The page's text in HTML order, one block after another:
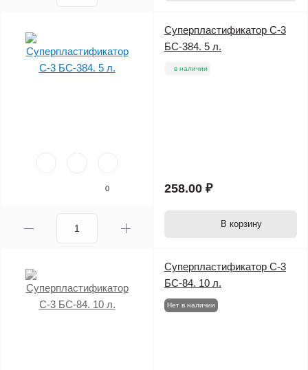
0
Суперпластификатор С-3
БС-384. 5 л.
в наличии
258.00 ₽
В корзину
Суперпластификатор С-3
БС-84. 10 л.
Нет в наличии